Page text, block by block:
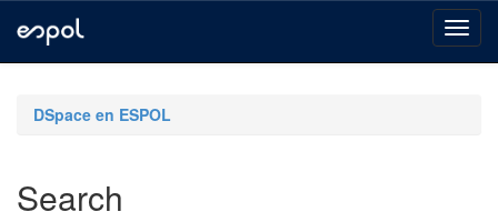
navigationDSpace en ESPOL
Search